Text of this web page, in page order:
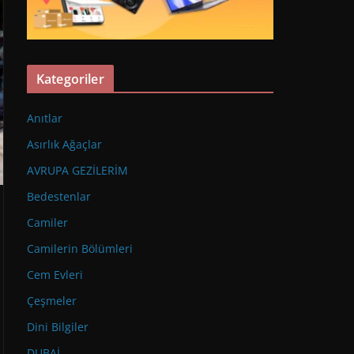
Kategoriler
Anıtlar
Asırlık Ağaçlar
AVRUPA GEZİLERİM
Bedestenlar
Camiler
Camilerin Bölümleri
Cem Evleri
Çeşmeler
Dini Bilgiler